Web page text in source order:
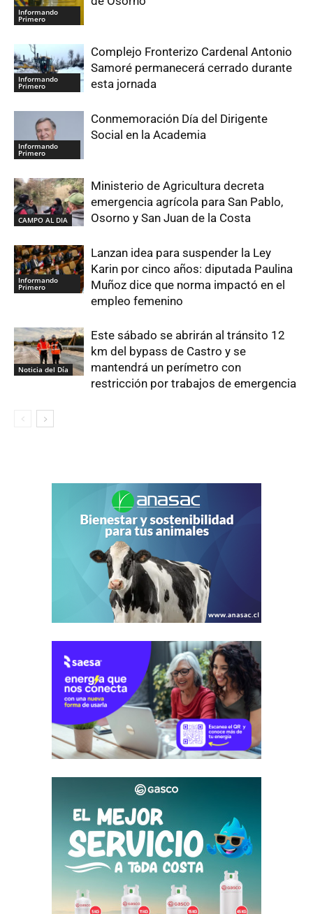
Informando
Primero
Informando
Primero
Complejo Fronterizo Cardenal Antonio
Samoré permanecerá cerrado durante
esta jornada
Informando
Primero
Conmemoración Día del Dirigente
Social en la Academia
CAMPO AL DIA
Ministerio de Agricultura decreta
emergencia agrícola para San Pablo,
Osorno y San Juan de la Costa
Informando
Primero
Lanzan idea para suspender la Ley
Karin por cinco años: diputada Paulina
Muñoz dice que norma impactó en el
empleo femenino
Noticia del Día
Este sábado se abrirán al tránsito 12
km del bypass de Castro y se
mantendrá un perímetro con
restricción por trabajos de emergencia